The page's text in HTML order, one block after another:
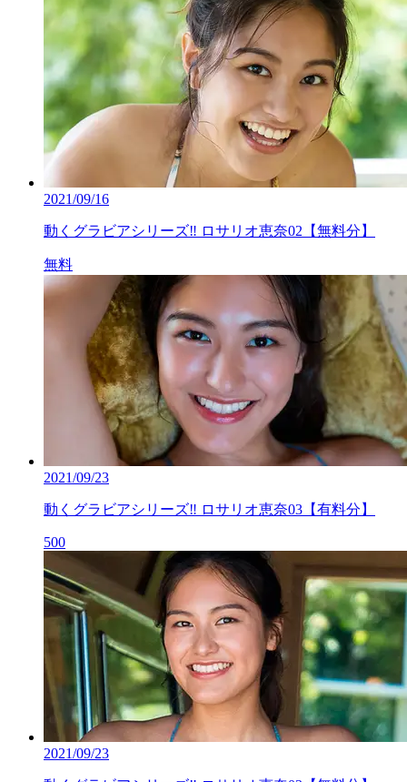
2021/09/16
動くグラビアシリーズ‼ ロサリオ恵奈02【無料分】
無料
2021/09/23
動くグラビアシリーズ‼ ロサリオ恵奈03【有料分】
500
2021/09/23